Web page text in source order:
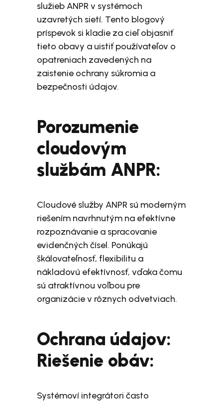
služieb ANPR v systémoch
uzavretých sietí. Tento blogový
príspevok si kladie za cieľ objasniť
tieto obavy a uistiť používateľov o
opatreniach zavedených na
zaistenie ochrany súkromia a
bezpečnosti údajov.
Porozumenie
cloudovým
službám ANPR:
Cloudové služby ANPR sú moderným
riešením navrhnutým na efektívne
rozpoznávanie a spracovanie
evidenčných čísel. Ponúkajú
škálovateľnosť, flexibilitu a
nákladovú efektívnosť, vďaka čomu
sú atraktívnou voľbou pre
organizácie v rôznych odvetviach.
Ochrana údajov:
Riešenie obáv:
Systémoví integrátori často